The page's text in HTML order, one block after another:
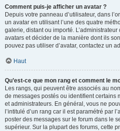
Comment puis-je afficher un avatar ?
Depuis votre panneau d’utilisateur, dans
un avatar en utilisant l’une des quatre
galerie, distant ou importé.
avatars et décider de la manière dont ils
pouvez pas utiliser d’avatar, contactez un
Haut
Qu’est-ce que mon rang et comment le
Les rangs, qui peuvent être associés au
de messages postés ou identifient certains
et administrateurs. En général, vous ne
l’intitulé d’un rang car il est paramétré par
poster des messages sur le forum dans le
supérieur. Sur la plupart des forums, cette